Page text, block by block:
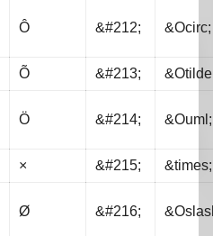
Ô &#212; &Ocirc;
Õ &#213;
Ö &#214; &Ouml;
× &#215; &times;
Ø &#216;